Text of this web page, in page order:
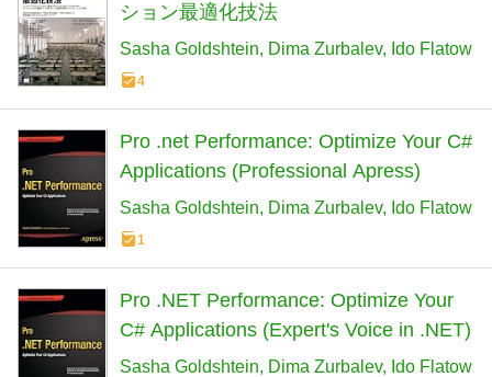
ション最適化技法
Sasha Goldshtein Dima Zurbalev Ido Flatow
4
Pro .net Performance: Optimize Your C#
Applications (Professional Apress)
Sasha Goldshtein Dima Zurbalev Ido Flatow
1
Pro .NET Performance: Optimize Your
C# Applications (Expert's Voice in .NET)
Sasha Goldshtein Dima Zurbalev Ido Flatow